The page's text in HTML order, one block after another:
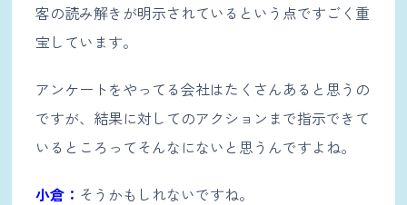
客の読み解きが明示されているという点ですごく重
宝しています。
アンケートをやってる会社はたくさんあると思うの
ですが、結果に対してのアクションまで指示できて
いるところってそんなにないと思うんですよね。
小倉： そうかもしれないですね。